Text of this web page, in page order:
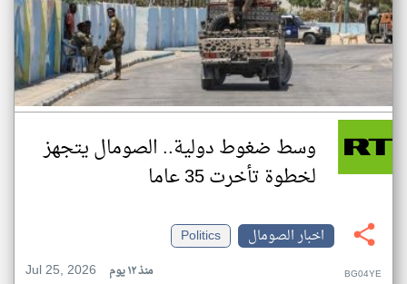
وسط ضغوط دولية.. الصومال يتجهز
لخطوة تأخرت 35 عاما
اخبار الصومال
Politics
Jul 25, 2026
منذ ١٢ يوم BG04YE